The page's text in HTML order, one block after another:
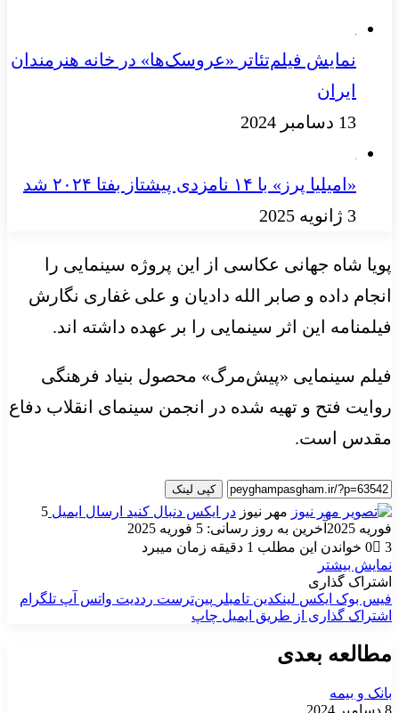
نمایش فیلم‌تئاتر «عروسک‌ها» در خانه هنرمندان
ایران
13 دسامبر 2024
«امیلیا پرز» با ۱۴ نامزدی پیشتاز بفتا ۲۰۲۴ شد
3 ژانویه 2025
پویا شاه جهانی عکاسی از این پروژه سینمایی را
انجام داده و صابر الله دادیان و علی غفاری نگارش
فیلمنامه این اثر سینمایی را بر عهده داشته
اند.
فیلم سینمایی «پیش‌مرگ» محصول بنیاد فرهنگی
روایت فتح و تهیه شده در انجمن سینمای انقلاب دفاع
مقدس است.
کپی لینک
مهر نیوز در ایکس دنبال کنید ارسال ایمیل 5
فوریه 2025
آخرین به روز رسانی: 5 فوریه 2025
0
3
خواندن این مطلب 1 دقیقه زمان میبرد
نمایش بیشتر
اشتراک گذاری
فیس بوک ایکس لینکدین ‫تامبلر ‫پین‌ترست ‫رددیت واتس آپ تلگرام
اشتراک گذاری از طریق ایمیل چاپ
مطالعه بعدی
بانک و بیمه
8 دسامبر 2024